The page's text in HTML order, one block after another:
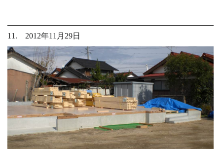
11. 2012年11月29日